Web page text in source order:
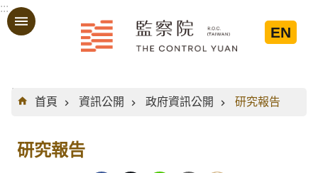
跳到主要內容區塊
:::
EN
:::
首頁
資訊公開 政府資訊公開 研究報告
研究報告